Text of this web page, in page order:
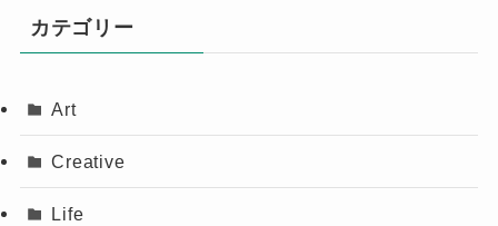
カテゴリー
Art
Creative
Life